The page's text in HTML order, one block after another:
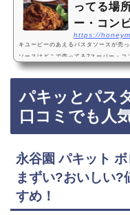
ってる場
ー・コン
https://
キユーピーのあえるパスタソースが売
ソースはどこで売ってる?スーパー・
てない?キユーピーのあえるパスタソ
っては売ってない店もあるので、
に買えておすすめです！キユーピーあ
人気1位：キユーピー あえるパスタソ
パキッとパス
口コミでも人
永谷園 パキット
まずい?おいしい?
すめ！